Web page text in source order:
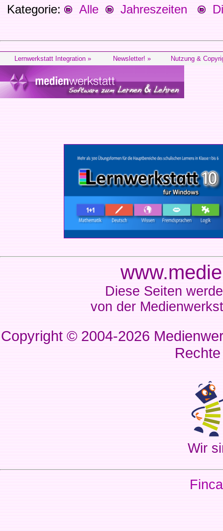
Kategorie: Alle Jahreszeiten
Lernwerkstatt Integration » Newsletter! » Nutzung &
Diese Seiten
von der
Copyright © 2004-2026
Wir